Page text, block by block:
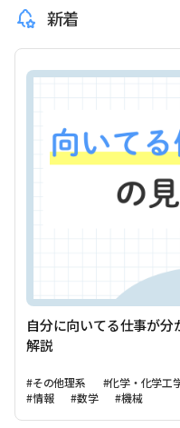
新着
自分に向いてる仕事が
解説
#その他理系 #化学・化学工
#情報
#数学 #機械